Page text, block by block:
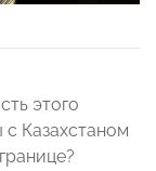
этого
с Казахстаном